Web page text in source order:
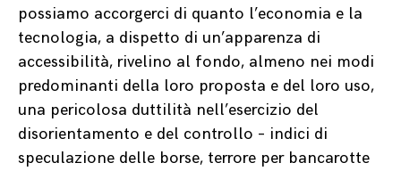
possiamo accorgerci di quanto l’economia e la
tecnologia, a dispetto di un’apparenza di
accessibilità, rivelino al fondo, almeno nei modi
predominanti della loro proposta e del loro uso,
una pericolosa duttilità nell’esercizio del
disorientamento e del controllo – indici di
speculazione delle borse, terrore per bancarotte